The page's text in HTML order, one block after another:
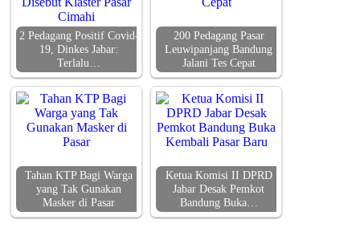
2 Pedagang Positif Covid-
19, Dinkes Jabar:
Terlalu…
200 Pedagang Pasar
Leuwipanjang Bandung
Jalani Tes Cepat
Tahan KTP Bagi Warga
yang Tak Gunakan
Masker di Pasar
Ketua Komisi II DPRD
Jabar Desak Pemkot
Bandung Buka…